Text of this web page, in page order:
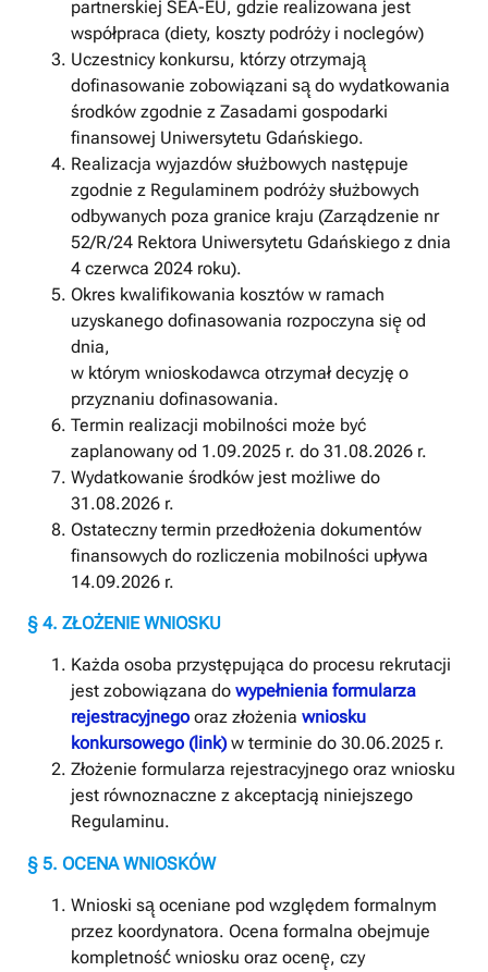
partnerskiej SEA-EU, gdzie realizowana jest
współpraca (diety, koszty podróży i noclegów)
Uczestnicy konkursu, którzy otrzymają̨
dofinasowanie zobowiązani są̨ do wydatkowania
środków zgodnie z Zasadami gospodarki
finansowej Uniwersytetu Gdańskiego.
Realizacja wyjazdów służbowych następuje
zgodnie z Regulaminem podróży służbowych
odbywanych poza granice kraju (Zarządzenie nr
52/R/24 Rektora Uniwersytetu Gdańskiego z dnia
4 czerwca 2024 roku).
Okres kwalifikowania kosztów w ramach
uzyskanego dofinasowania rozpoczyna się̨ od
dnia,
w którym wnioskodawca otrzymał decyzję o
przyznaniu dofinasowania.
Termin realizacji mobilności może być
zaplanowany od 1.09.2025 r. do 31.08.2026 r.
Wydatkowanie środków jest możliwe do
31.08.2026 r.
Ostateczny termin przedłożenia dokumentów
finansowych do rozliczenia mobilności upływa
14.09.2026 r.
§ 4. ZŁOŻENIE WNIOSKU
Każda osoba przystępująca do procesu rekrutacji
jest zobowiązana do wypełnienia formularza
rejestracyjnego oraz złożenia wniosku
konkursowego (link)w terminie do 30.06.2025 r.
Złożenie formularza rejestracyjnego oraz wniosku
jest równoznaczne z akceptacją niniejszego
Regulaminu.
§ 5. OCENA WNIOSKÓW
Wnioski są̨ oceniane pod względem formalnym
przez koordynatora. Ocena formalna obejmuje
kompletność́ wniosku oraz ocenę̨, czy